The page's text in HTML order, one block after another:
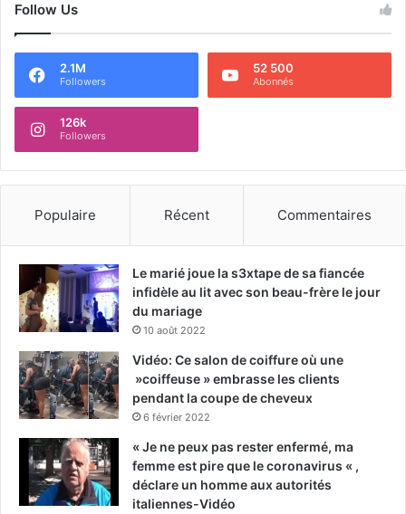
Follow Us
2.1M
Followers
52 500
Abonnés
126k
Followers
Populaire Récent Commentaires
Le marié joue la s3xtape de sa fiancée
infidèle au lit avec son beau-frère le jour
du mariage
10 août 2022
Vidéo: Ce salon de coiffure où une
»coiffeuse » embrasse les clients
pendant la coupe de cheveux
6 février 2022
« Je ne peux pas rester enfermé, ma
femme est pire que le coronavirus « ,
déclare un homme aux autorités
italiennes-Vidéo